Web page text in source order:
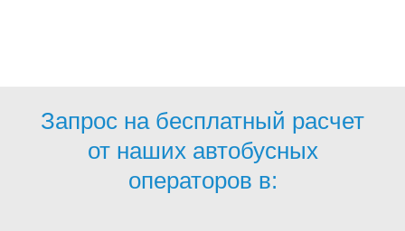
Запрос на бесплатный расчет
от наших автобусных
операторов в: